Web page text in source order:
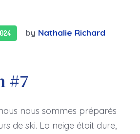
by Nathalie Richard
#7
nous sommes préparés
de ski. La neige était dure,